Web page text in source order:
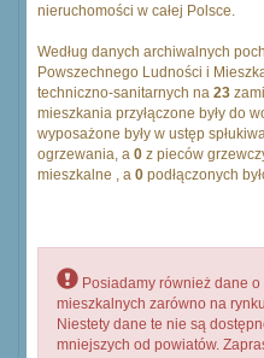
nieruchomości w całej Polsce.
Według danych archiwalnych
Powszechnego Ludności i
techniczno-sanitarnych na 23
mieszkania przyłączone były do
wyposażone były w ustęp
ogrzewania, a 0 z pieców
mieszkalne , a 0 podłączonych
Posiadamy również dane
mieszkalnych zarówno na
Niestety dane te nie są
mniejszych od powiatów.